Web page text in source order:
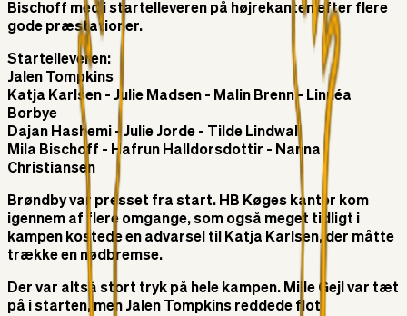
Bischoff med i startelleveren på højrekanten efter flere
gode præstationer.
Startelleveren:
Jalen Tompkins
Katja Karlsen - Julie Madsen - Malin Brenn - Linnéa
Borbye
Dajan Hashemi - Julie Jorde - Tilde Lindwall
Mila Bischoff - Hafrun Halldorsdottir - Nanna
Christiansen
Brøndby var presset fra start. HB Køges kanter kom
igennem af flere omgange, som også meget tidligt i
kampen kostede en advarsel til Katja Karlsen, der måtte
trække en nødbremse.
Der var altså stort tryk på hele kampen. Mille Gejl var tæt
på i starten, men Jalen Tompkins reddede flot.